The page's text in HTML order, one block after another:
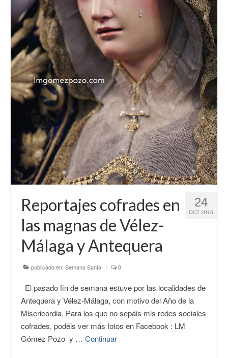
24
OCT 2016
Reportajes cofrades en
las magnas de Vélez-
Málaga y Antequera
publicado en: Semana Santa | 0
El pasado fin de semana estuve por las localidades de
Antequera y Vélez-Málaga, con motivo del Año de la
Misericordia. Para los que no sepáis mis redes sociales
cofrades, podéis ver más fotos en Facebook : LM
Gómez Pozo y … Continuar